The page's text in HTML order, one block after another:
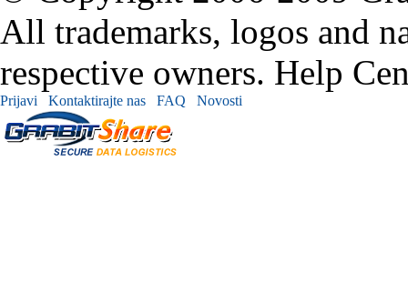
All trademarks, logos and
respective owners. Help
Prijavi Kontaktirajte nas FAQ Novosti